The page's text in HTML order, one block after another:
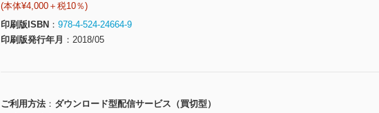
(本体¥4,000＋税10％)
印刷版ISBN
978-4-524-24664-9
印刷版発行年月
2018/05
ご利用方法
ダウンロード型配信サービス（買切型）